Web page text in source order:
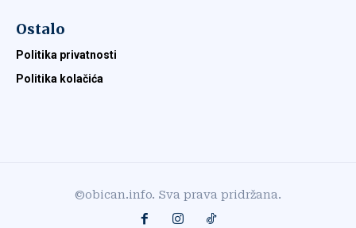
Ostalo
Politika privatnosti
Politika kolačića
©obican.info. Sva prava pridržana.